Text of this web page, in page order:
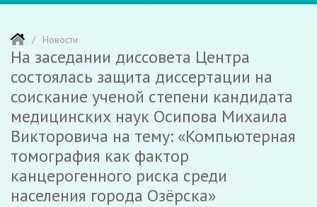
Новости
На заседании диссовета Центра
состоялась защита диссертации на
соискание ученой степени кандидата
медицинских наук Осипова Михаила
Викторовича на тему: «Компьютерная
томография как фактор
канцерогенного риска среди
населения города Озёрска»